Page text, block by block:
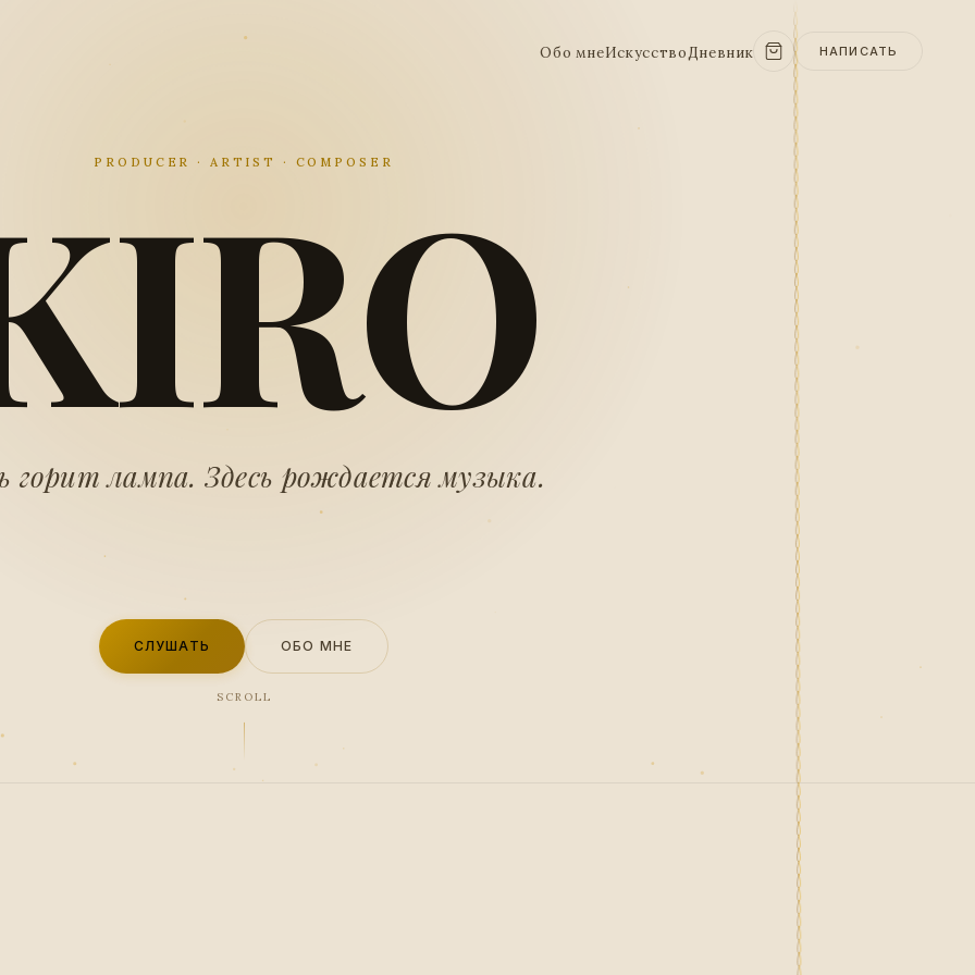
Обо мнеИскусствоДневник НАПИСАТЬ
PRODUCER · ARTIST · COMPOSER
горит лампа. Здесь рождается музыка.
СЛУШАТЬ ОБО МНЕ
SCROLL